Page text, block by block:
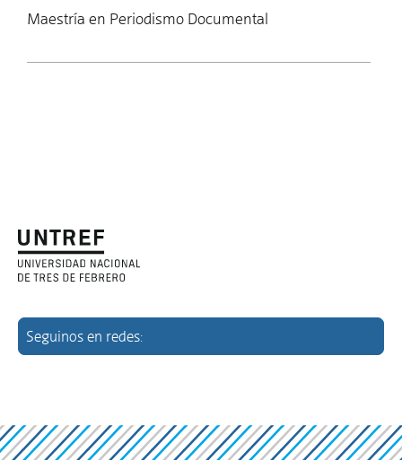
Maestría en Periodismo Documental
Seguinos en redes: